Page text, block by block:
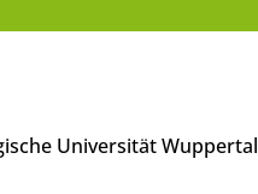
Universität Wuppertal